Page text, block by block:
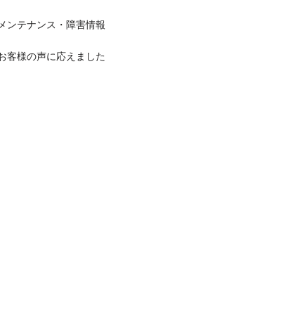
メンテナンス・障害情報
客様の声に応えました